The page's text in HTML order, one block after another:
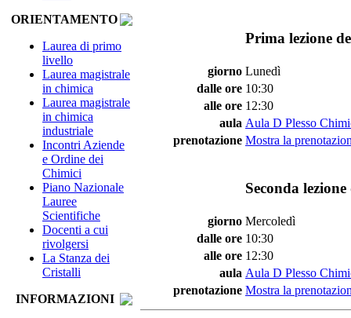
ORIENTAMENTO
Laurea di primo
livello
Laurea magistrale
in chimica
Laurea magistrale
in chimica
industriale
Incontri Aziende
e Ordine dei
Chimici
Piano Nazionale
Lauree
Scientifiche
Docenti a cui
rivolgersi
La Stanza dei
Cristalli
INFORMAZIONI
Prima lezione
giorno Lunedì
dalle ore 10:30
alle ore 12:30
aula Aula D Plesso
prenotazione Mostra la
Seconda
giorno Mercoledì
dalle ore 10:30
alle ore 12:30
aula Aula D Plesso
prenotazione Mostra la